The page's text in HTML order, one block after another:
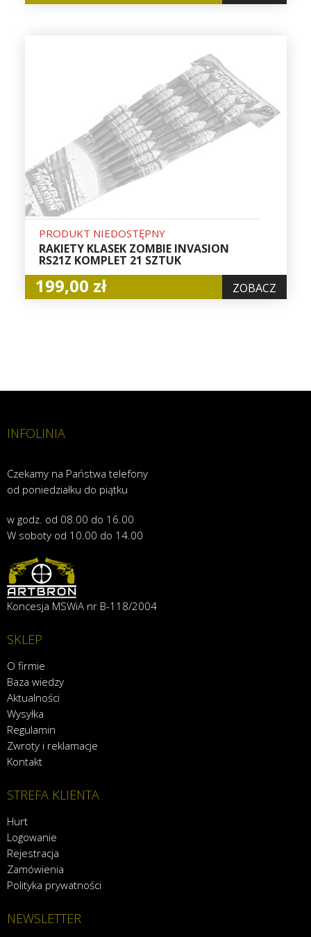
PRODUKT NIEDOSTĘPNY
RAKIETY KLASEK ZOMBIE INVASION
RS21Z KOMPLET 21 SZTUK
199,00 zł ZOBACZ
INFOLINIA
Czekamy na Państwa telefony
od poniedziałku do piątku
w godz. od 08.00 do 16.00
W soboty od 10.00 do 14.00
Koncesja MSWiA nr B-118/2004
SKLEP
O firmie
Baza wiedzy
Aktualności
Wysyłka
Regulamin
Zwroty i reklamacje
Kontakt
STREFA KLIENTA
Hurt
Logowanie
Rejestracja
Zamówienia
Polityka prywatności
NEWSLETTER